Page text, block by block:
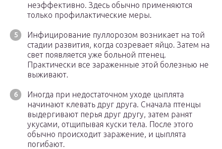
неэффективно. Здесь обычно применяются
только профилактические меры.
Инфицирование пуллорозом возникает на той
стадии развития, когда созревает яйцо. Затем на
свет появляется уже больной птенец.
Практически все зараженные этой болезнью не
выживают.
Иногда при недостаточном уходе цыплята
начинают клевать друг друга. Сначала птенцы
выдергивают перья друг другу, затем ранят
укусами, отщипывая куски тела. После этого
обычно происходит заражение, и цыплята
погибают.